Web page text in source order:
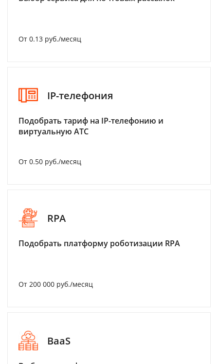
От 0.13 руб./месяц
IP-телефония
Подобрать тариф на IP-телефонию и
виртуальную АТС
От 0.50 руб./месяц
RPA
Подобрать платформу роботизации RPA
От 200 000 руб./месяц
BaaS